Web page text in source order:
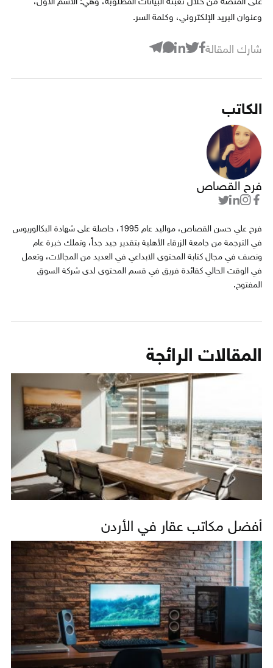
على المنصة من خلال تعبئة البيانات المطلوبة، وهي: الاسم الأول،
وعنوان البريد الإلكتروني، وكلمة السر.
شارك المقالة
الكاتب
فرح القصاص
فرح علي حسن القصاص، مواليد عام 1995، حاصلة على شهادة البكالوريوس
في الترجمة من جامعة الزرقاء الأهلية بتقدير جيد جداً، وتملك خبرة عام
ونصف في مجال كتابة المحتوى الابداعي في العديد من المجالات، وتعمل
في الوقت الحالي كقائدة فريق في قسم المحتوى لدى شركة السوق
المفتوح.
المقالات الرائجة
أفضل مكاتب عقار في الأردن